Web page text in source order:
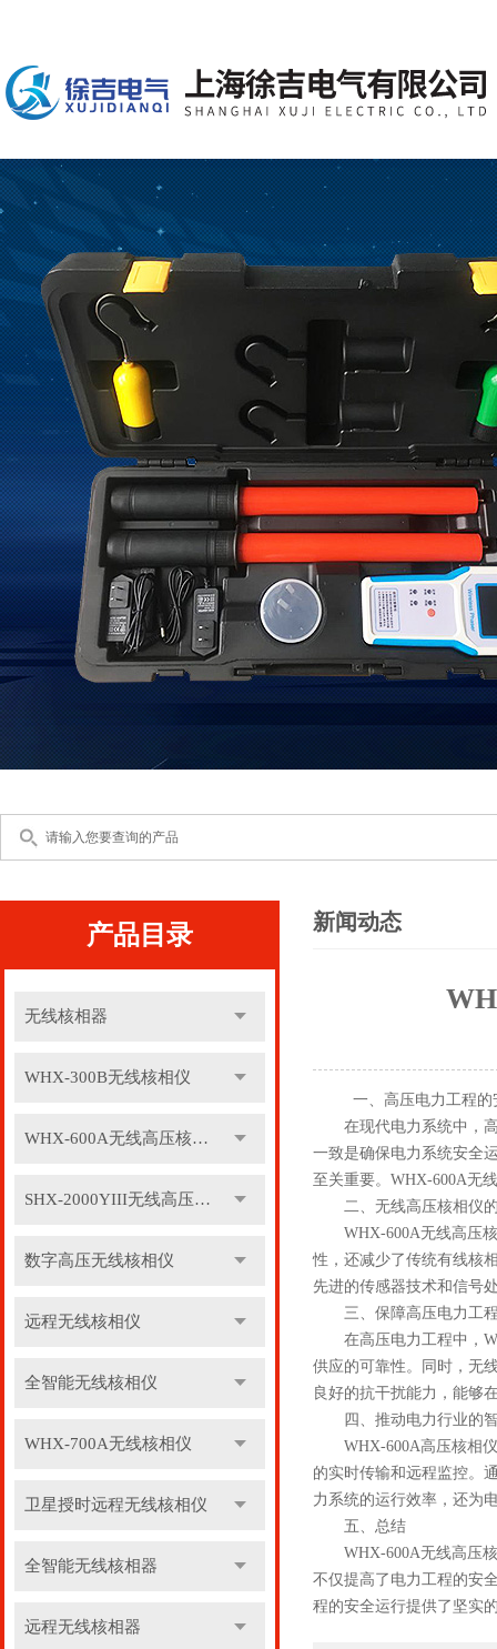
产品目录
无线核相器
WHX-300B无线核相仪
WHX-600A无线高压核相仪
SHX-2000YIII无线高压核相仪
数字高压无线核相仪
远程无线核相仪
全智能无线核相仪
WHX-700A无线核相仪
卫星授时远程无线核相仪
全智能无线核相器
远程无线核相器
新闻动态
一、高压电力工程的
在现代电力系统中，高
一致是确保电力系统安全
至关重要。WHX-600A无
二、无线高压核相仪的
WHX-600A无线高压核
性，还减少了传统有线核
先进的传感器技术和信号
三、保障高压电力工程
在高压电力工程中，
供应的可靠性。同时，无
良好的抗干扰能力，能够
四、推动电力行业的智
WHX-600A高压核相仪
的实时传输和远程监控。
力系统的运行效率，还为
五、总结
WHX-600A无线高压核
不仅提高了电力工程的安
程的安全运行提供了坚实